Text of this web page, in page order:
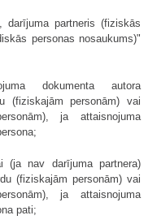
darījuma partneris (fiziskās
personas nosaukums)"
dokumenta autora
(fiziskajām personām) vai
ja attaisnojuma
(ja nav darījuma partnera)
(fiziskajām personām) vai
ja attaisnojuma
pati;